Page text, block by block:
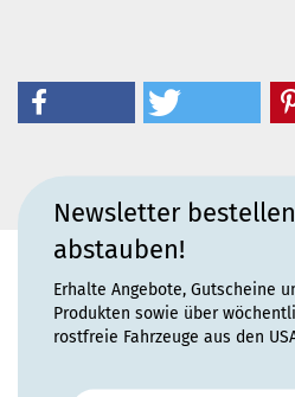
Newsletter
abstauben!
Erhalte Angebote, Gutscheine
Produkten sowie über
rostfreie Fahrzeuge aus den